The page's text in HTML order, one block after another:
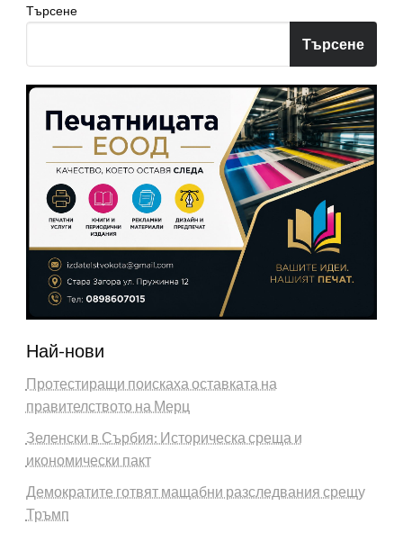
Търсене
Търсене
Най-нови
Протестиращи поискаха оставката на
правителството на Мерц
Зеленски в Сърбия: Историческа среща и
икономически пакт
Демократите готвят мащабни разследвания срещу
Тръмп